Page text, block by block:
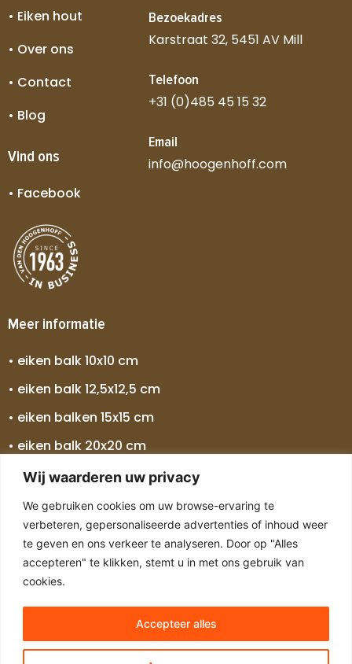
Wij waarderen uw privacy
We gebruiken cookies om uw browse-ervaring te
verbeteren, gepersonaliseerde advertenties of inhoud weer
te geven en ons verkeer te analyseren. Door op "Alles
accepteren" te klikken, stemt u in met ons gebruik van
cookies.
Accepteer alles
• Eiken hout
• Over ons
• Contact
• Blog
Vind ons
• Facebook
Bezoekadres
Karstraat 32, 5451 AV Mill
Telefoon
+31 (0)485 45 15 32
Email
info@hoogenhoff.com
Meer informatie
• eiken balk 10x10 cm
• eiken balk 12,5x12,5 cm
• eiken balken 15x15 cm
• eiken balk 20x20 cm
• eiken balk 25x25 cm
• eiken balken 30x30 cm
• eiken balk 5 meter
• eiken balk 7 meter
Copyright © 2024 Alle rechten voorbehouden